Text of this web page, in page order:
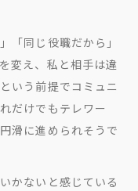
「同じ役職だから」
変え、私と相手は違
いう前提でコミュニ
だけでもテレワー
滑に進められそうで
かないと感じている